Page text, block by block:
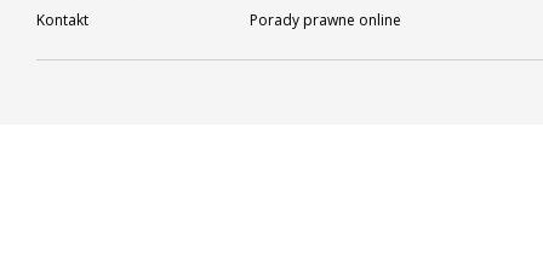
Kontakt Porady prawne online